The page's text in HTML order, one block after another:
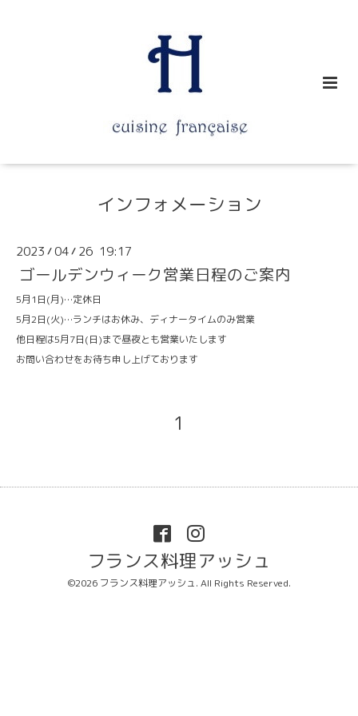
インフォメーション
2023 /04/ 26 19:17
ゴールデンウィーク営業日程のご案内
5月1日(月)…定休日
5月2日(火)…ランチはお休み、ディナータイムのみ営業
他日程は5月7日(日)まで昼夜とも営業いたします
お問い合わせをお待ち申し上げております
1
フランス料理アッシュ
©2026 フランス料理アッシュ. All Rights Reserved.